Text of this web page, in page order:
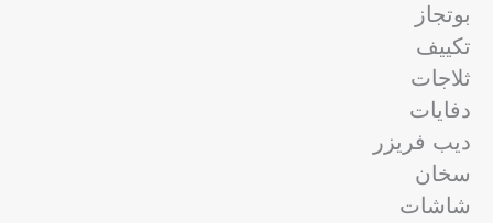
بوتجاز
تكييف
ثلاجات
دفايات
ديب فريزر
سخان
شاشات